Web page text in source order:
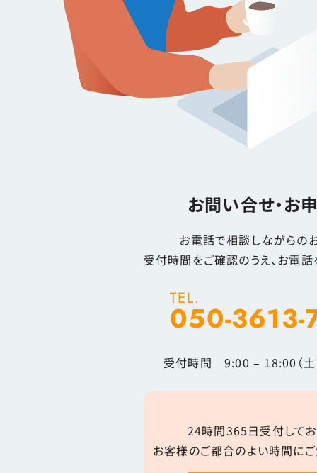
お問い合せ・お
お電話で相談しながらの
受付時間をご確認のうえ、お電話
TEL.
050-3613-
受付時間 9:00 – 18:00（土
24時間365日受付してお
お客様のご都合のよい時間にご